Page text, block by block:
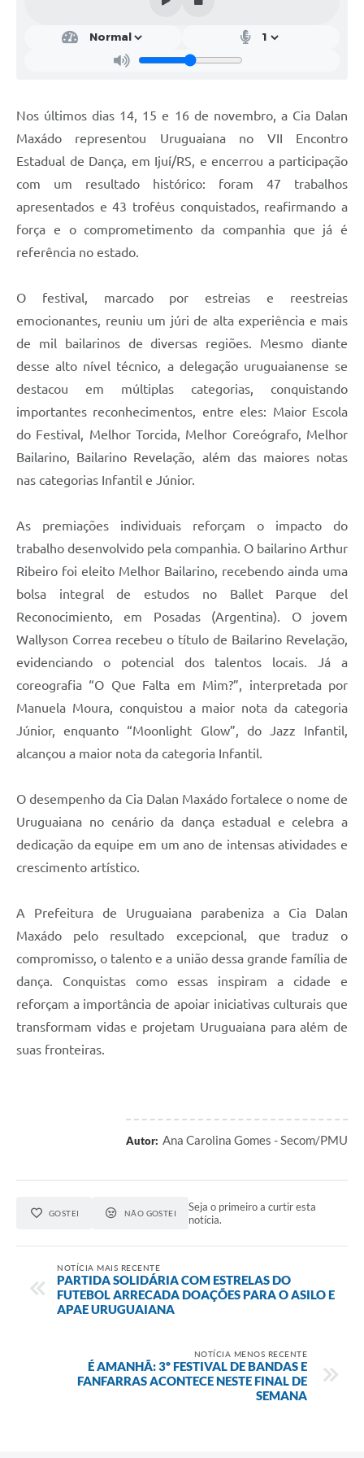
Contas Públicas
Links
Telefones Úteis
Termos de Uso & Política de Privacidade
Nos últimos dias 14, 15 e 16 de novembro, a Cia Dalan
Maxádo representou Uruguaiana no VII Encontro
Estadual de Dança, em Ijuí/RS, e encerrou a participação
com um resultado histórico: foram 47 trabalhos
apresentados e 43 troféus conquistados, reafirmando a
força e o comprometimento da companhia que já é
referência no estado.
O festival, marcado por estreias e reestreias
emocionantes, reuniu um júri de alta experiência e mais
de mil bailarinos de diversas regiões. Mesmo diante
desse alto nível técnico, a delegação uruguaianense se
destacou em múltiplas categorias, conquistando
importantes reconhecimentos, entre eles: Maior Escola
do Festival, Melhor Torcida, Melhor Coreógrafo, Melhor
Bailarino, Bailarino Revelação, além das maiores notas
nas categorias Infantil e Júnior.
As premiações individuais reforçam o impacto do
trabalho desenvolvido pela companhia. O bailarino Arthur
Ribeiro foi eleito Melhor Bailarino, recebendo ainda uma
bolsa integral de estudos no Ballet Parque del
Reconocimiento, em Posadas (Argentina). O jovem
Wallyson Correa recebeu o título de Bailarino Revelação,
evidenciando o potencial dos talentos locais. Já a
coreografia “O Que Falta em Mim?”, interpretada por
Manuela Moura, conquistou a maior nota da categoria
Júnior, enquanto “Moonlight Glow”, do Jazz Infantil,
alcançou a maior nota da categoria Infantil.
O desempenho da Cia Dalan Maxádo fortalece o nome de
Uruguaiana no cenário da dança estadual e celebra a
dedicação da equipe em um ano de intensas atividades e
crescimento artístico.
A Prefeitura de Uruguaiana parabeniza a Cia Dalan
Maxádo pelo resultado excepcional, que traduz o
compromisso, o talento e a união dessa grande família de
dança. Conquistas como essas inspiram a cidade e
reforçam a importância de apoiar iniciativas culturais que
transformam vidas e projetam Uruguaiana para além de
suas fronteiras.
Autor: Ana Carolina Gomes - Secom/PMU
GOSTEI NÃO GOSTEI
Seja o primeiro a curtir esta
notícia.
NOTÍCIA MAIS RECENTE
PARTIDA SOLIDÁRIA COM ESTRELAS DO
FUTEBOL ARRECADA DOAÇÕES PARA O ASILO E
APAE URUGUAIANA
NOTÍCIA MENOS RECENTE
É AMANHÃ: 3º FESTIVAL DE BANDAS E
FANFARRAS ACONTECE NESTE FINAL DE
SEMANA